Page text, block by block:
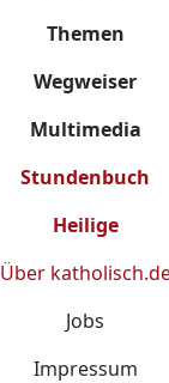
Themen
Wegweiser
Multimedia
Stundenbuch
Heilige
Über
Jobs
Impressum